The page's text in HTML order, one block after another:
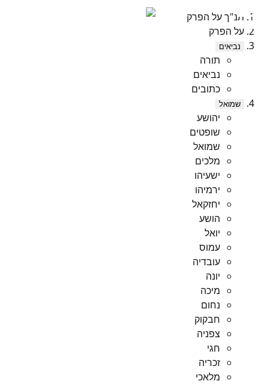
תנ"ך על הפרק
על הפרק
נביאים
תורה
נביאים
כתובים
שמואל
יהושע
שופטים
שמואל
מלכים
ישעיהו
ירמיהו
יחזקאל
הושע
יואל
עמוס
עובדיה
יונה
מיכה
נחום
חבקוק
צפניה
חגי
זכריה
מלאכי